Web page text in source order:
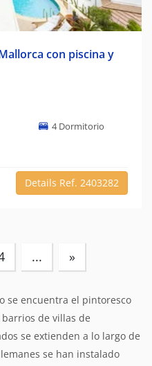
con piscina y
4 Dormitorio
Details Ref. 2403282
... »
se encuentra el pintoresco
de villas de
se extienden a lo largo de
se han instalado